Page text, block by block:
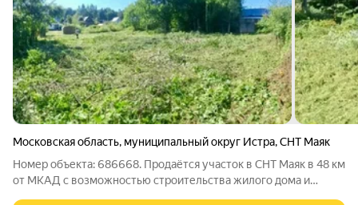
Московская область, муниципальный округ Истра,СНТ Маяк
Номер объекта: 686668. Продаётся участок в СНТ Маяк в 48 км
от МКАД с возможностью строительства жилого дома и